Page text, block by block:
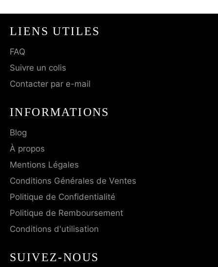
LIENS UTILES
FAQ
Suivre un colis
Contacter par e-mail
INFORMATIONS
Blog
À propos
Mentions Légales
Conditions Générales de Ventes
Politique de Confidentialité
Politique de Remboursement
Conditions d'utilisation
SUIVEZ-NOUS